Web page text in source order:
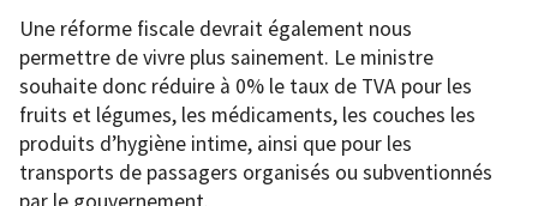
Une réforme fiscale devrait également nous
permettre de vivre plus sainement. Le ministre
souhaite donc réduire à 0% le taux de TVA pour les
fruits et légumes, les médicaments, les couches les
produits d’hygiène intime, ainsi que pour les
transports de passagers organisés ou subventionnés